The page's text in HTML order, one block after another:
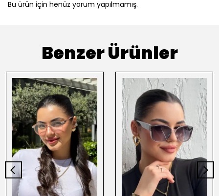
Bu ürün için henüz yorum yapılmamış.
Benzer Ürünler